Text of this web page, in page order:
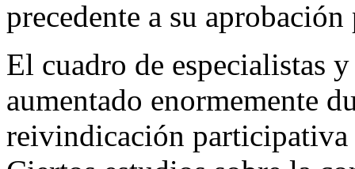
precedente a su
El cuadro de especialistas
aumentado enormemente
reivindicación